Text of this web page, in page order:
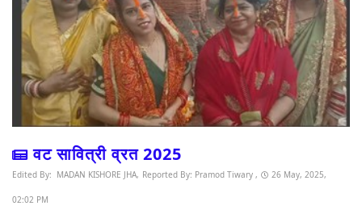
वट सावित्री व्रत 2025
Edited By: MADAN KISHORE JHA, Reported By: Pramod Tiwary , 26 May, 2025,
02:02 PM